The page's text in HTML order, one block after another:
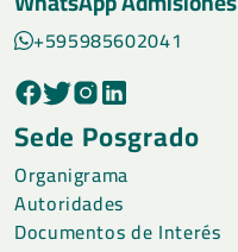
+595985602041
Sede Posgrado
Organigrama
Autoridades
Documentos de Interés